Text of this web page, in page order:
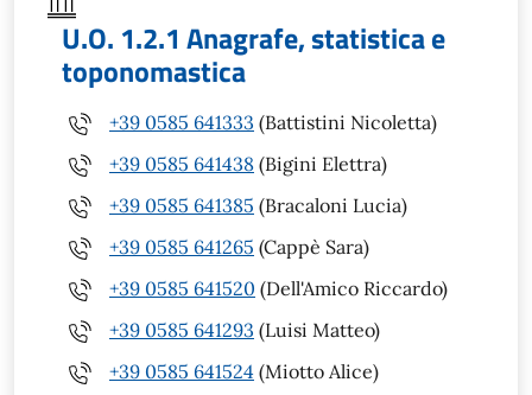
U.O. 1.2.1 Anagrafe, statistica e
toponomastica
+39 0585 641333 (Battistini Nicoletta)
+39 0585 641438 (Bigini Elettra)
+39 0585 641385 (Bracaloni Lucia)
+39 0585 641265 (Cappè Sara)
+39 0585 641520 (Dell'Amico Riccardo)
+39 0585 641293 (Luisi Matteo)
+39 0585 641524 (Miotto Alice)